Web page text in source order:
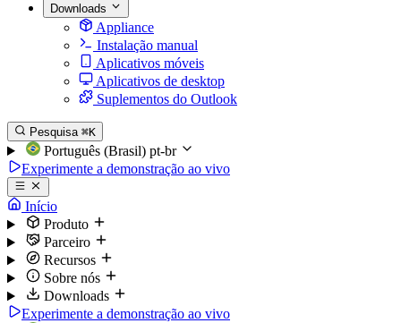
Downloads
Appliance
Instalação manual
Aplicativos móveis
Aplicativos de desktop
Suplementos do Outlook
Pesquisa ⌘K
Português (Brasil) pt-br
Experimente a demonstração ao vivo
Início
Produto
Parceiro
Recursos
Sobre nós
Downloads
Experimente a demonstração ao vivo